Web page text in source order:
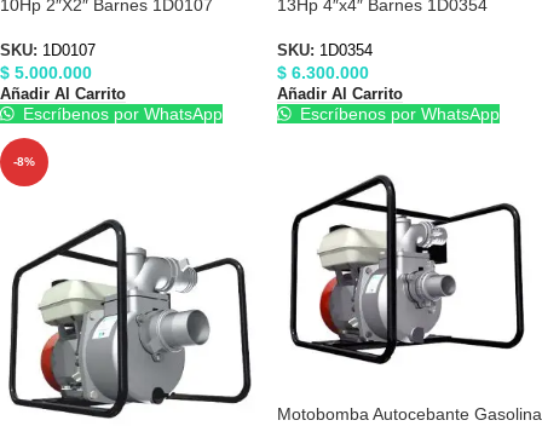
10Hp 2″X2″ Barnes 1D0107
SKU: 1D0107
$ 5.000.000
Añadir Al Carrito
Escríbenos por WhatsApp
13Hp 4″x4″ Barnes 1D0354
SKU: 1D0354
$ 6.300.000
Añadir Al Carrito
Escríbenos por WhatsApp
-8%
Motobomba Autocebante Gasolina